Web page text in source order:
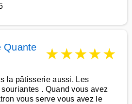
Quante
★★★★★
la pâtisserie aussi. Les
. Quand vous avez
vous serve vous avez le